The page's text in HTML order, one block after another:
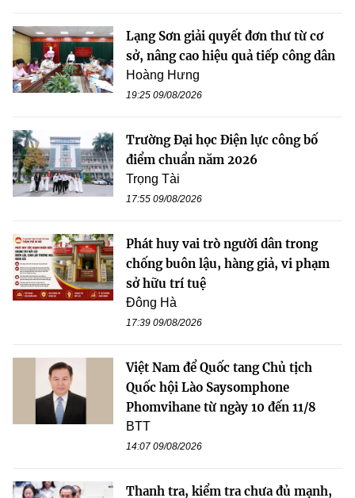
Lạng Sơn giải quyết đơn thư từ cơ
sở, nâng cao hiệu quả tiếp công dân
Hoàng Hưng
19:25 09/08/2026
Trường Đại học Điện lực công bố
điểm chuẩn năm 2026
Trọng Tài
17:55 09/08/2026
Phát huy vai trò người dân trong
chống buôn lậu, hàng giả, vi phạm
sở hữu trí tuệ
Đông Hà
17:39 09/08/2026
Việt Nam để Quốc tang Chủ tịch
Quốc hội Lào Saysomphone
Phomvihane từ ngày 10 đến 11/8
BTT
14:07 09/08/2026
Thanh tra, kiểm tra chưa đủ mạnh,